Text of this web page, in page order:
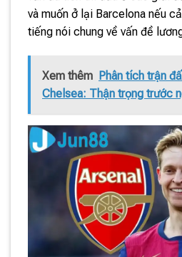
và muốn ở lại Barcelona nếu
tiếng nói chung về vấn đề
Xem thêm Phân tích trận
Chelsea: Thận trọng trước